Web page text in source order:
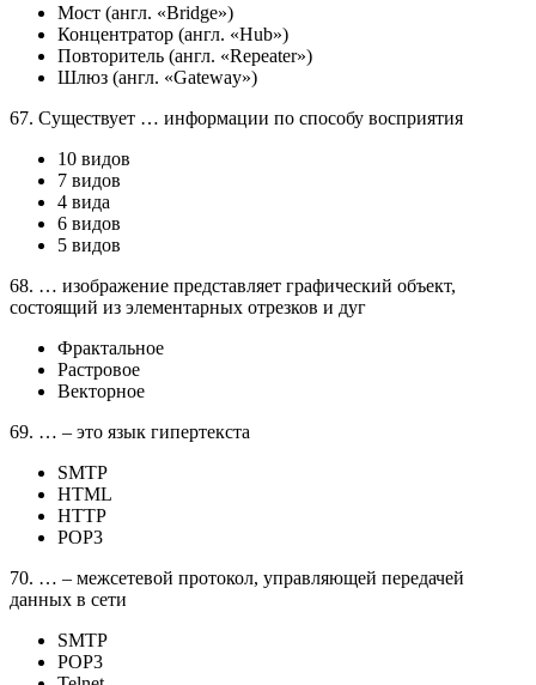
Мост (англ. «Bridge»)
Концентратор (англ. «Hub»)
Повторитель (англ. «Repeater»)
Шлюз (англ. «Gateway»)
67. Существует … информации по способу восприятия
10 видов
7 видов
4 вида
6 видов
5 видов
68. … изображение представляет графический объект,
состоящий из элементарных отрезков и дуг
Фрактальное
Растровое
Векторное
69. … – это язык гипертекста
SMTP
HTML
HTTP
POP3
70. … – межсетевой протокол, управляющей передачей
данных в сети
SMTP
POP3